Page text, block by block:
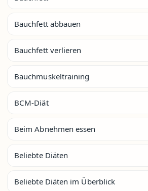
Bauchfett abbauen
Bauchfett verlieren
Bauchmuskeltraining
BCM-Diät
Beim Abnehmen essen
Beliebte Diäten
Beliebte Diäten im Überblick